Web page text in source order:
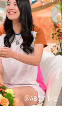
＠ABCテレビ